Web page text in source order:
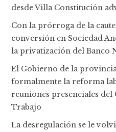
desde Villa Constitución
Con la prórroga de la
conversión en Sociedad
la privatización del Banco
El Gobierno de la
formalmente la reforma
reuniones presenciales del
Trabajo
La desregulación se le